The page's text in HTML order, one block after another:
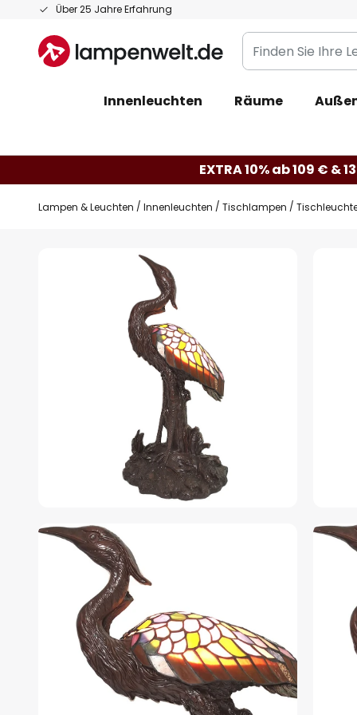
Über 25 Jahre Erfahrung
Zum
springen
Finden
Sie
Leuchte...
Innenleuchten Räume
EXTRA 10% ab 109 € &
Lampen & Leuchten Innenleuchten Tischlampen